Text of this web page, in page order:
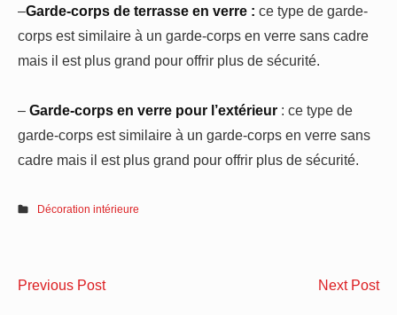
–Garde-corps de terrasse en verre : ce type de garde-
corps est similaire à un garde-corps en verre sans cadre
mais il est plus grand pour offrir plus de sécurité.
– Garde-corps en verre pour l’extérieur : ce type de
garde-corps est similaire à un garde-corps en verre sans
cadre mais il est plus grand pour offrir plus de sécurité.
Décoration intérieure
Navigation
Previous Post4
Next Post5